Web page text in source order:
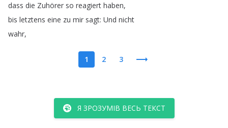
dass die Zuhörer so reagiert haben,
bis letztens eine zu mir sagt: Und nicht
wahr,
1 2 3
Я ЗРОЗУМІВ ВЕСЬ ТЕКСТ